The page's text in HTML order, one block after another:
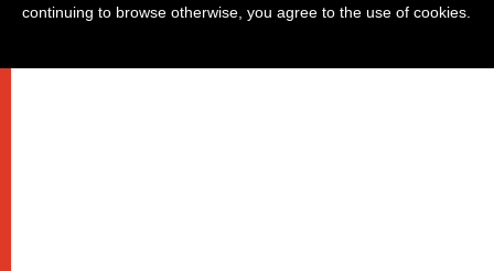
continuing to browse otherwise, you agree to the use of cookies.